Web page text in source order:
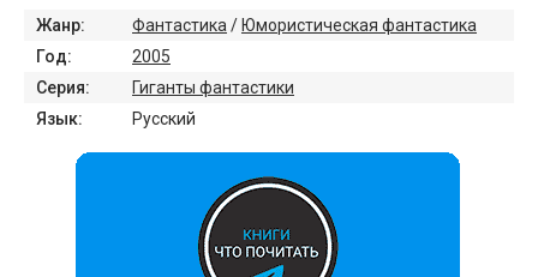
Жанр: Фантастика/ Юмористическая фантастика
Год:
2005
Серия:
Гиганты фантастики
Язык:
Русский